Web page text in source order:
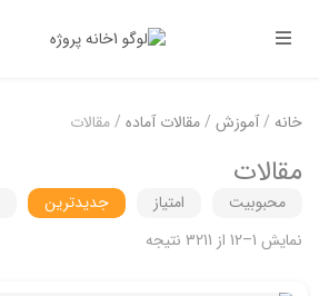
خانه /آموزش /مقالات آماده / مقالات
مقالات
محبوبیت امتیاز جدیدترین
نمایش 1–12 از 3211 نتیجه